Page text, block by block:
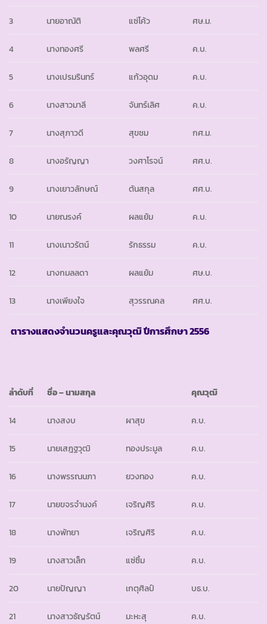
3 นายอาณัติ แซ่โค้ว ศษ.ม.
4 นางทองศรี พลศรี ค.บ.
5 นางเปรมรินทร์ แก้วอุดม ค.บ.
6 นางสาวมาลี จันทร์เลิศ ค.บ.
7 นางสุภาวดี สุขชม กศ.ม.
8 นางอรัญญา วงศาโรจน์ ศศ.บ.
9 นางเยาวลักษณ์ ตันสกุล ศศ.บ.
10 นายณรงค์ ผลแย้ม ค.บ.
11 นางเนาวรัตน์ รักธรรม ค.บ.
12 นางกมลลดา ผลแย้ม ศษ.บ.
13 นางเพียงใจ สุวรรณคล ศศ.บ.
ตารางแสดงจำนวนครูและคุณวุฒิ ปีการศึกษา2556
ลำดับที่ ชื่อ– นามสกุล คุณวุฒิ
14 นางสงบ ผาสุข ค.บ.
15 นายเสฎฐวุฒิ ทองประมูล ค.บ.
16 นางพรรณนภา ยวงทอง ค.บ.
17 นายขจรจำนงค์ เจริญศิริ ค.บ.
18 นางพัทยา เจริญศิริ ค.บ.
19 นางสาวเล็ก แซ่ซิ้ม ค.บ.
20 นายปัญญา เกตุศิลป์ บธ.บ.
21 นางสาวธัญรัตน์ มะหะสุ ค.บ.